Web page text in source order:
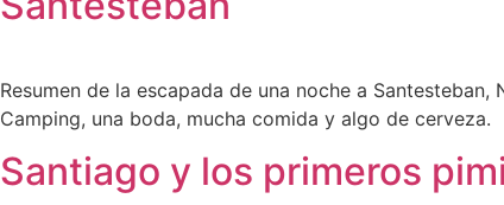
Resumen de la escapada de una noche a Santesteban,
Camping, una boda, mucha comida y algo de cerveza.
Santiago y los primeros